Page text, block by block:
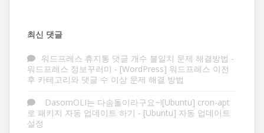
최신 댓글
워드프레스 휴지통 댓글 개수 불일치 문제 해결방법 -
워드프레스 정보꾸러미 - [WordPress] 워드프레스 이전
후 카테고리와 댓글 수 이상 문제 해결 방법
DasomOLI는 다솜돌이라구요~![Ubuntu] cron-apt
로 패키지 자동 업데이트 하기 - [Ubuntu] 자동 업데이트
설정